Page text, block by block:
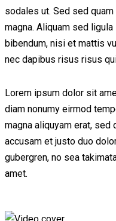
sodales ut. Sed sed
magna. Aliquam sed
bibendum, nisi et mattis
nec dapibus risus risus
Lorem ipsum dolor sit
diam nonumy eirmod
magna aliquyam erat, sed
accusam et justo duo
gubergren, no sea
amet.